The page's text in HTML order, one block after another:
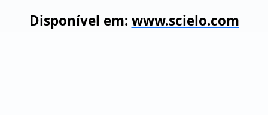
Disponível em: www.scielo.com